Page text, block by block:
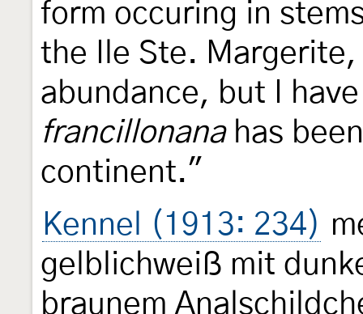
form occuring in
the Ile Ste.
abundance, but I
francillonanahas
continent."
Kennel (1913: 234)
gelblichweiß mit
braunem